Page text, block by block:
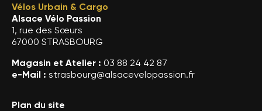
Vélos Urbain & Cargo
Alsace Vélo Passion
1, rue des Sœurs
67000 STRASBOURG
Magasin et Atelier : 03 88 24 42 87
e-Mail : strasbourg@alsacevelopassion.fr
Plan du site